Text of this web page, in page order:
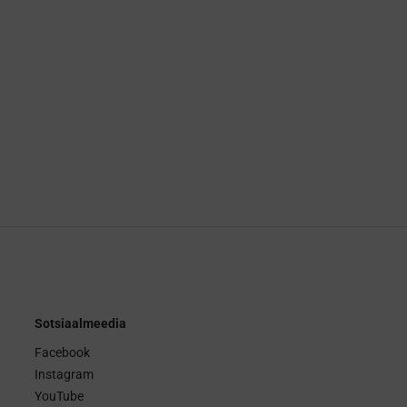
Sotsiaalmeedia
Facebook
Instagram
YouTube